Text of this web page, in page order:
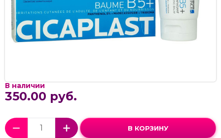
В наличии
350.00 руб.
В КОРЗИНУ